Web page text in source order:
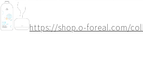
https://shop.o-foreal.com/